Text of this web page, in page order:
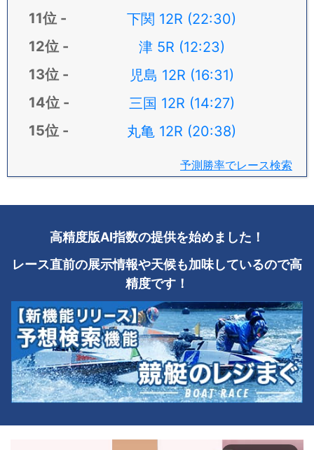
下関 12R (22:30)
津 5R (12:23)
児島 12R (16:31)
三国 12R (14:27)
丸亀 12R (20:38)
予測勝率でレース検索
高精度版AI指数の提供を始めました！
レース直前の展示情報や天候も加味しているので高
精度です！